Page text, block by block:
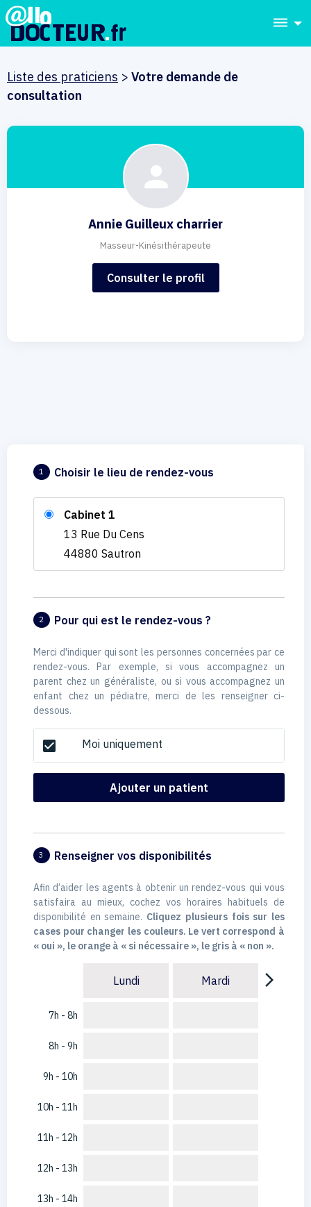
dehaze
Liste des praticiens > Votre demande de
consultation
Annie Guilleux charrier
Masseur-Kinésithérapeute
Consulter le profil
1 Choisir le lieu de rendez-vous
Cabinet 1
13 Rue Du Cens
44880 Sautron
2 Pour qui est le rendez-vous ?
Merci d'indiquer qui sont les personnes concernées par ce
rendez-vous. Par exemple, si vous accompagnez un
parent chez un généraliste, ou si vous accompagnez un
enfant chez un pédiatre, merci de les renseigner ci-
dessous.
check_box Moi uniquement
Ajouter un patient
3 Renseigner vos disponibilités
Afin d’aider les agents à obtenir un rendez-vous qui vous
satisfaira au mieux, cochez vos horaires habituels de
disponibilité en semaine. Cliquez plusieurs fois sur les
cases pour changer les couleurs. Le vert correspond à
« oui », le orange à « si nécessaire », le gris à « non ».
7h - 8h
8h - 9h
9h - 10h
10h - 11h
11h - 12h
12h - 13h
13h - 14h
Lundi Mardi arrow_forward_ios